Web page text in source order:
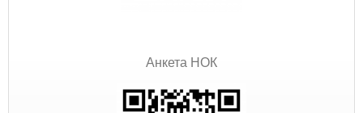
Анкета НОК